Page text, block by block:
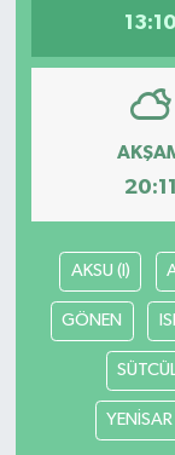
13:10
20:11
AKSU (I)
GÖNEN